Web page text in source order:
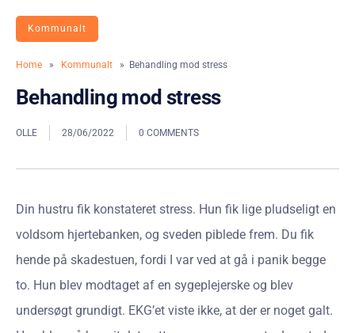
Kommunalt
Home » Kommunalt » Behandling mod stress
Behandling mod stress
OLLE 28/06/2022 0 COMMENTS
Din hustru fik konstateret stress. Hun fik lige pludseligt en
voldsom hjertebanken, og sveden piblede frem. Du fik
hende på skadestuen, fordi I var ved at gå i panik begge
to. Hun blev modtaget af en sygeplejerske og blev
undersøgt grundigt. EKG’et viste ikke, at der er noget galt.